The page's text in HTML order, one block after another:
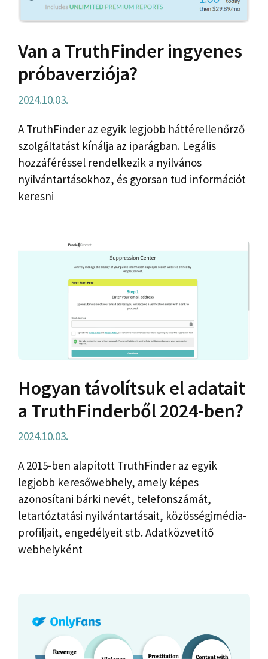
Van a TruthFinder ingyenes
próbaverziója?
2024.10.03.
A TruthFinder az egyik legjobb háttérellenőrző
szolgáltatást kínálja az iparágban. Legális
hozzáféréssel rendelkezik a nyilvános
nyilvántartásokhoz, és gyorsan tud információt
keresni
Hogyan távolítsuk el adatait
a TruthFinderből 2024-ben?
2024.10.03.
A 2015-ben alapított TruthFinder az egyik
legjobb keresőwebhely, amely képes
azonosítani bárki nevét, telefonszámát,
letartóztatási nyilvántartásait, közösségimédia-
profiljait, engedélyeit stb. Adatközvetítő
webhelyként